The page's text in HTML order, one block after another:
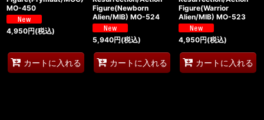
MO-450
4,950円(税込)
カートに入れる
Figure(Newborn
Alien/MIB) MO-524
5,940円(税込)
カートに入れる
Figure(Warrior
Alien/MIB) MO-523
4,950円(税込)
カートに入れる